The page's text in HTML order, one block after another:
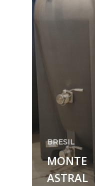
BRESIL
MONTE
ASTRAL